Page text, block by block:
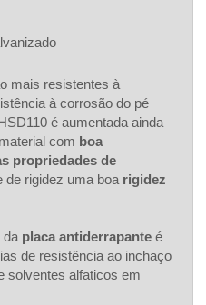
mais resistentes à
à corrosão do pé
é aumentada ainda
com boa
propriedades de
de rigidez uma boa rigidez
da placa antiderrapante é
de resistência ao inchaço
solventes alfaticos em